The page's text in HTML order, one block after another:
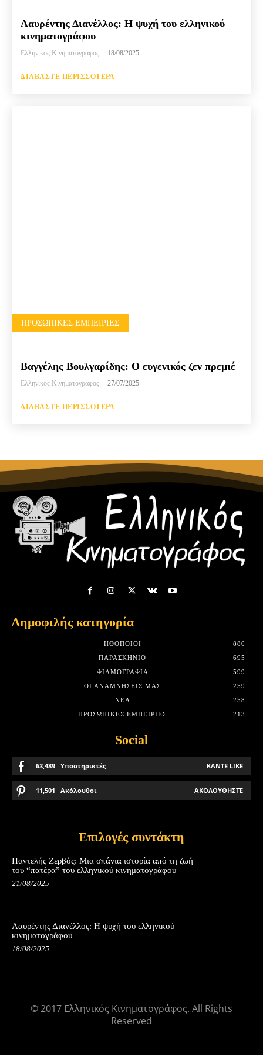
Λαυρέντης Διανέλλος: Η ψυχή του ελληνικού
κινηματογράφου
Ελληνικος Κινηματογραφος - 18/08/2025
ΔΙΑΒΆΣΤΕ ΠΕΡΙΣΣΌΤΕΡΑ
ΠΡΟΣΩΠΙΚΈΣ ΕΜΠΕΙΡΊΕΣ
Βαγγέλης Βουλγαρίδης: Ο ευγενικός ζεν πρεμιέ
Ελληνικος Κινηματογραφος - 27/07/2025
ΔΙΑΒΆΣΤΕ ΠΕΡΙΣΣΌΤΕΡΑ
Δημοφιλής κατηγορία
HΘΟΠΟΙΟΊ
880
ΠΑΡΑΣΚΉΝΙΟ
695
ΦΙΛΜΟΓΡΑΦΊΑ
599
ΟΙ ΑΝΑΜΝΉΣΕΙΣ ΜΑΣ
259
ΝΈΑ
258
ΠΡΟΣΩΠΙΚΈΣ ΕΜΠΕΙΡΊΕΣ
213
Social
63,489 Υποστηρικτές ΚΆΝΤΕ LIKE
11,501 Ακόλουθοι ΑΚΟΛΟΥΘΉΣΤΕ
Επιλογές συντάκτη
Παντελής Ζερβός: Μια σπάνια ιστορία από τη ζωή
του “πατέρα” του ελληνικού κινηματογράφου
21/08/2025
Λαυρέντης Διανέλλος: Η ψυχή του ελληνικού
κινηματογράφου
18/08/2025
© 2017 Ελληνικός Κινηματογράφος. All Rights
Reserved